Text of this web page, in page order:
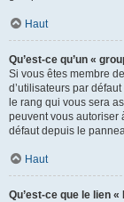
Haut
Qu’est-ce qu’un «
Si vous êtes membre
d’utilisateurs par
le rang qui vous sera
peuvent vous autoriser
défaut depuis le
Haut
Qu’est-ce que le lien «